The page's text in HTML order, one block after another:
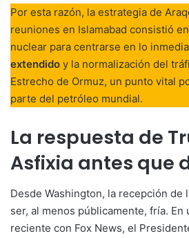
Por esta razón, la estrategia de
reuniones en Islamabad consistió
nuclear para centrarse en lo
extendido y la normalización del
Estrecho de Ormuz, un punto vital
parte del petróleo mundial.
La respuesta de
Asfixia antes que
Desde Washington, la recepción de
ser, al menos públicamente, fría. En
reciente con Fox News, el